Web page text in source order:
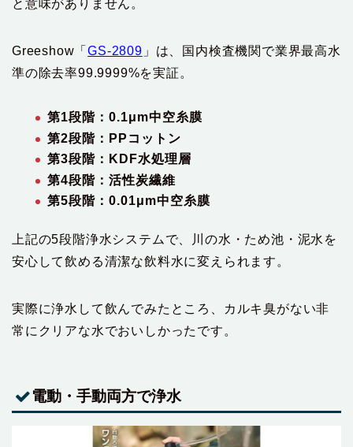
と意味がありません。
Greeshow「GS-2809 」は、国内検査機関で業界最高水
準の除去率99.9999%を実証。
第1段階：0.1μm中空糸膜
第2段階：PPコットン
第3段階：KDF水処理層
第4段階：活性炭繊維
第5段階：0.01μm中空糸膜
上記の5段階浄水システムで、川の水・ため池・泥水を
安心して飲める清潔な飲料水に変えられます。
実際に浄水して飲んでみたところ、カルキ臭がない非
常にクリアな水でおいしかったです。
電動・手動両方で浄水